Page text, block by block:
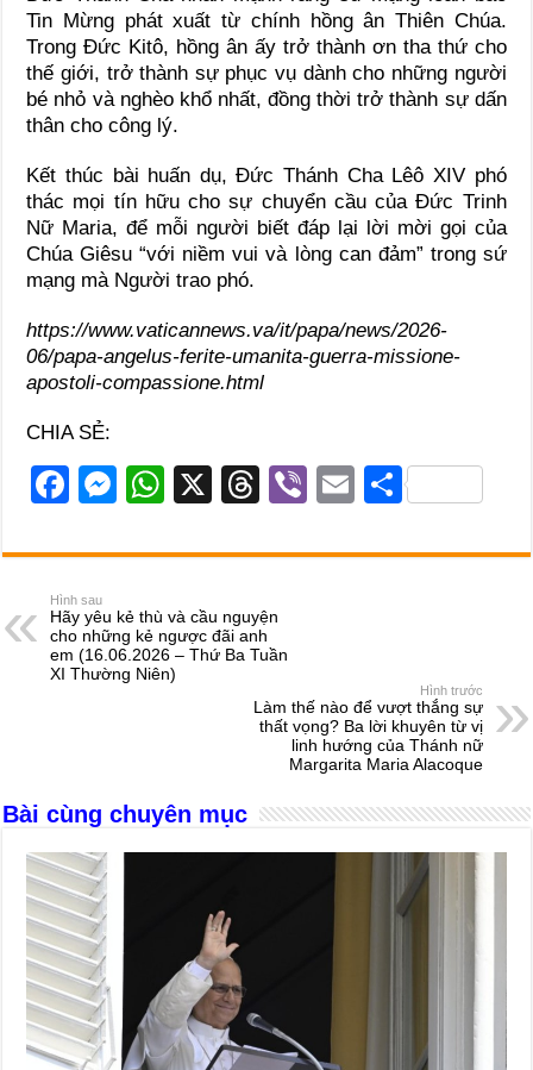
Tin Mừng phát xuất từ chính hồng ân Thiên Chúa.
Trong Đức Kitô, hồng ân ấy trở thành ơn tha thứ cho
thế giới, trở thành sự phục vụ dành cho những người
bé nhỏ và nghèo khổ nhất, đồng thời trở thành sự dấn
thân cho công lý.
Kết thúc bài huấn dụ, Đức Thánh Cha Lêô XIV phó
thác mọi tín hữu cho sự chuyển cầu của Đức Trinh
Nữ Maria, để mỗi người biết đáp lại lời mời gọi của
Chúa Giêsu “với niềm vui và lòng can đảm” trong sứ
mạng mà Người trao phó.
https://www.vaticannews.va/it/papa/news/2026-
06/papa-angelus-ferite-umanita-guerra-missione-
apostoli-compassione.html
CHIA SẺ:
F
c
e
b
o
M
ss
n
g
W
at
A
p
X
T
e
d
s
Vi
er
E
ail
S
ar
Hình sau
Hãy yêu kẻ thù và cầu nguyện
cho những kẻ ngược đãi anh
em (16.06.2026 – Thứ Ba Tuần
XI Thường Niên)
Hình trước
Làm thế nào để vượt thắng sự
thất vọng? Ba lời khuyên từ vị
linh hướng của Thánh nữ
Margarita Maria Alacoque
Bài cùng chuyên mục